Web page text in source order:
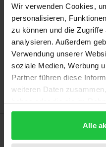
Wir verwenden Cookies,
personalisieren,
zu können und die
analysieren. Außerdem
Verwendung unserer
soziale Medien, Werbung
Partner führen diese
weiteren Daten
gesammelt haben.
Alle
Nicht lieferbar
In
Zur Wunschliste
Hinweise zu Versandkosten